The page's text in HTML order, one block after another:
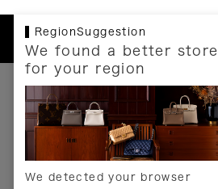
RegionSuggestion
We found a better store
for your region
We detected your browser
お支払いについて
配送について
送料について
返品について